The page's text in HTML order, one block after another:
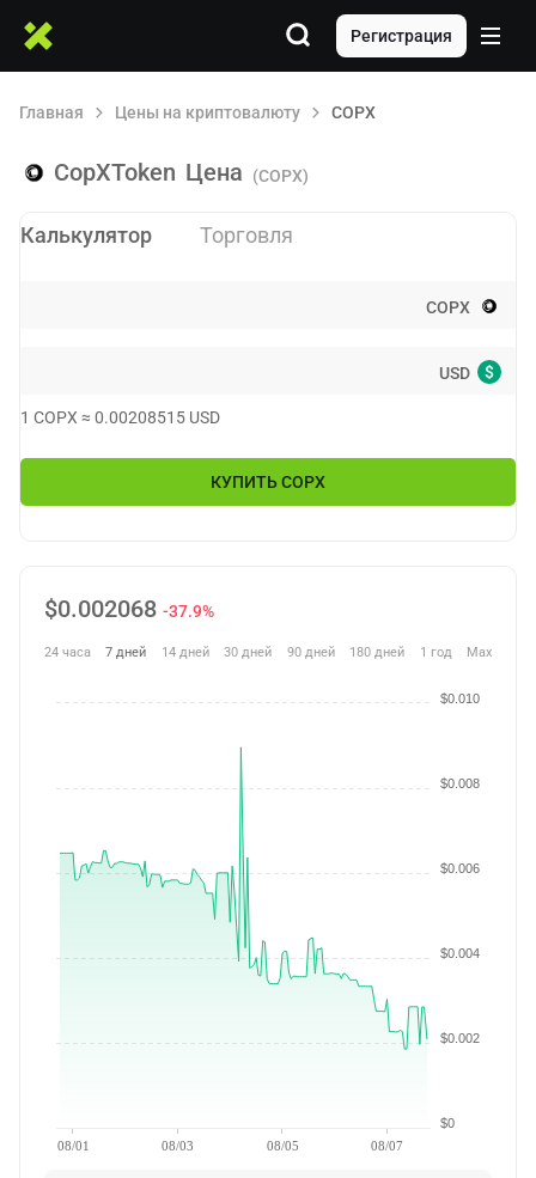
Регистрация
Главная Цены на криптовалюту COPX
CopXToken Цена (COPX)
Калькулятор Торговля
COPX
USD $
1 COPX ≈ 0.00208515 USD
КУПИТЬCOPX
$0.002068 -37.9%
24 часа 7 дней 14 дней 30 дней 90 дней 180 дней 1 год Max
08/01 08/03 08/05 08/07
$0
$0.002
$0.004
$0.006
$0.008
$0.010